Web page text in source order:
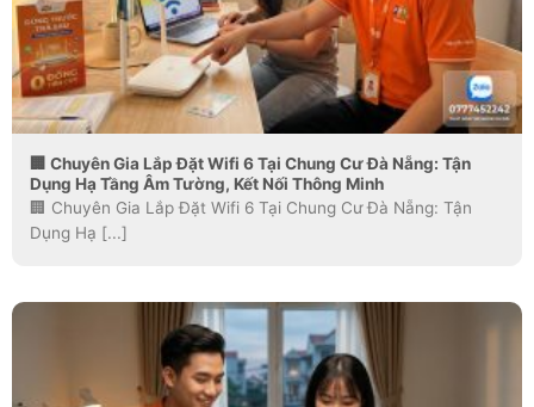
🏢 Chuyên Gia Lắp Đặt Wifi 6 Tại Chung Cư Đà Nẵng: Tận
Dụng Hạ Tầng Âm Tường, Kết Nối Thông Minh
🏢 Chuyên Gia Lắp Đặt Wifi 6 Tại Chung Cư Đà Nẵng: Tận
Dụng Hạ [...]